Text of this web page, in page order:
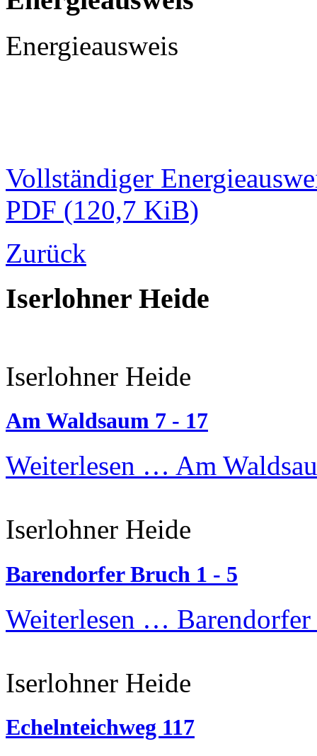
Energieausweis
Vollständiger
PDF (120,7 KiB)
Zurück
Iserlohner Heide
Iserlohner Heide
Am Waldsaum 7 - 17
Weiterlesen … Am
Iserlohner Heide
Barendorfer Bruch 1 - 5
Weiterlesen …
Iserlohner Heide
Echelnteichweg 117